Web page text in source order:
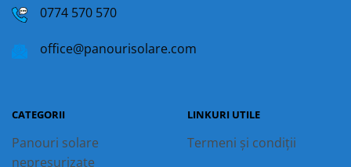
0774 570 570
office@panourisolare.com
CATEGORII
Panouri solare
nepresurizate
LINKURI UTILE
Termeni și condiții